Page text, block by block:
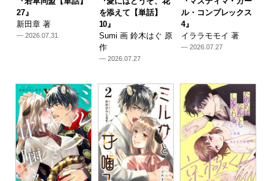
27』
新田章 著
— 2026.07.31
を添えて【単話】
10』
Sumi 画 鈴木はぐ 原
作
— 2026.07.27
ル・コンプレックス
4』
イララモモイ 著
— 2026.07.27